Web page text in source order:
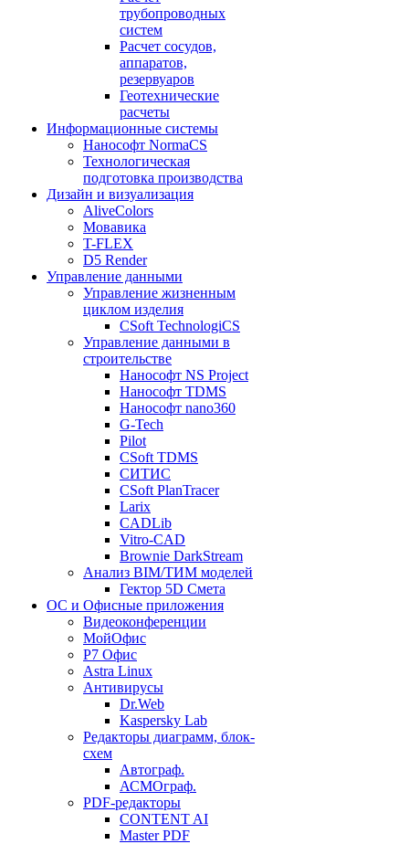
трубопроводных
систем
Расчет сосудов,
аппаратов,
резервуаров
Геотехнические
расчеты
Информационные системы
Нанософт NormaCS
Технологическая
подготовка производства
Дизайн и визуализация
AliveColors
Мовавика
T-FLEX
D5 Render
Управление данными
Управление жизненным
циклом изделия
CSoft TechnologiCS
Управление данными в
строительстве
Нанософт NS Project
Нанософт TDMS
Нанософт nano360
G-Tech
Pilot
CSoft TDMS
СИТИС
CSoft PlanTracer
Larix
CADLib
Vitro-CAD
Brownie DarkStream
Анализ BIM/ТИМ моделей
Гектор 5D Смета
ОС и Офисные приложения
Видеоконференции
МойОфис
P7 Офис
Astra Linux
Антивирусы
Dr.Web
Kaspersky Lab
Редакторы диаграмм, блок-
схем
Автограф.
АСМОграф.
PDF-редакторы
CONTENT AI
Master PDF